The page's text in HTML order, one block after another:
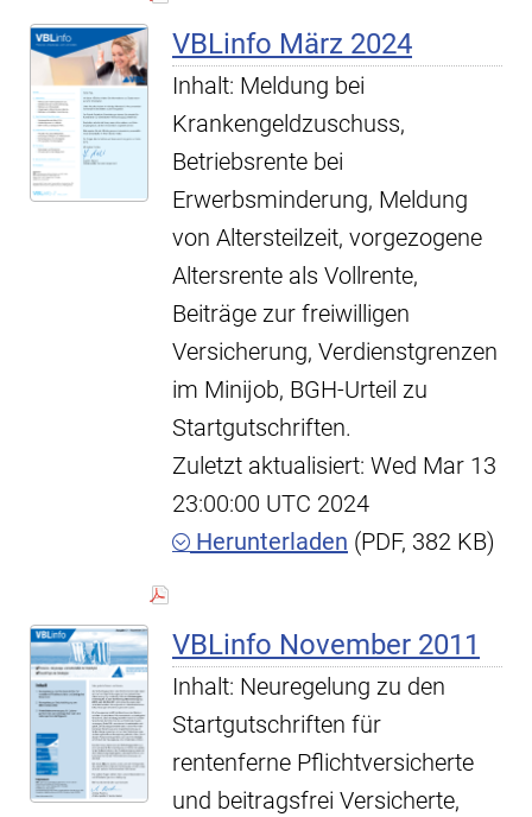
VBLinfo März 2024
Inhalt: Meldung bei
Krankengeldzuschuss,
Betriebsrente bei
Erwerbsminderung, Meldung
von Altersteilzeit, vorgezogene
Altersrente als Vollrente,
Beiträge zur freiwilligen
Versicherung, Verdienstgrenzen
im Minijob, BGH-Urteil zu
Startgutschriften.
Zuletzt aktualisiert: Wed Mar 13
23:00:00 UTC 2024
Herunterladen (PDF, 382 KB)
VBLinfo November 2011
Inhalt: Neuregelung zu den
Startgutschriften für
rentenferne Pflichtversicherte
und beitragsfrei Versicherte,